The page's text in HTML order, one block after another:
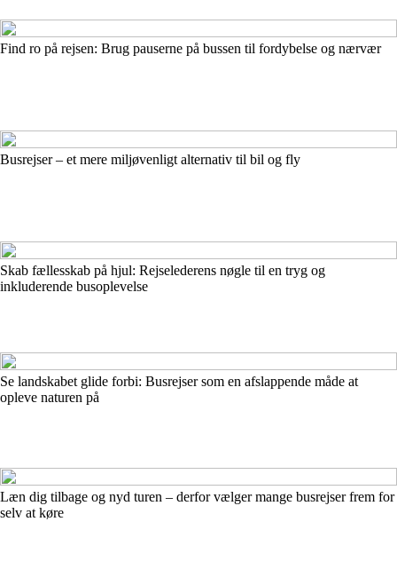
Find ro på rejsen: Brug pauserne på bussen til fordybelse og nærvær
Busrejser – et mere miljøvenligt alternativ til bil og fly
Skab fællesskab på hjul: Rejselederens nøgle til en tryg og
inkluderende busoplevelse
Se landskabet glide forbi: Busrejser som en afslappende måde at
opleve naturen på
Læn dig tilbage og nyd turen – derfor vælger mange busrejser frem for
selv at køre